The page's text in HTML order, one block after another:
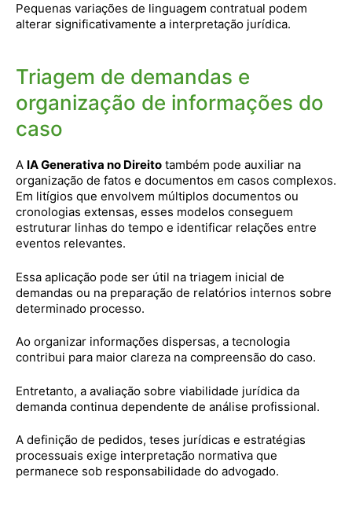
Pequenas variações de linguagem contratual podem
alterar significativamente a interpretação jurídica.
Triagem de demandas e
organização de informações do
caso
A IA Generativa no Direito também pode auxiliar na
organização de fatos e documentos em casos complexos.
Em litígios que envolvem múltiplos documentos ou
cronologias extensas, esses modelos conseguem
estruturar linhas do tempo e identificar relações entre
eventos relevantes.
Essa aplicação pode ser útil na triagem inicial de
demandas ou na preparação de relatórios internos sobre
determinado processo.
Ao organizar informações dispersas, a tecnologia
contribui para maior clareza na compreensão do caso.
Entretanto, a avaliação sobre viabilidade jurídica da
demanda continua dependente de análise profissional.
A definição de pedidos, teses jurídicas e estratégias
processuais exige interpretação normativa que
permanece sob responsabilidade do advogado.